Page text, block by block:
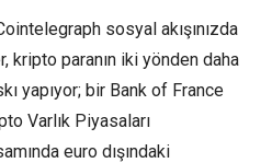
sosyal akışınızda
paranın iki yönden daha
yapıyor; bir Bank of France
Varlık Piyasaları
euro dışındaki